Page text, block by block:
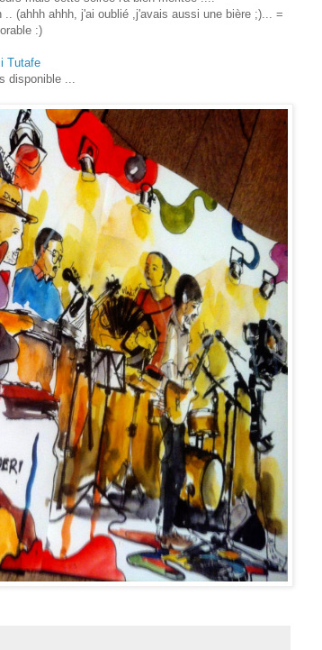
(ahhh ahhh, j'ai oublié ,j'avais aussi une bière ;)... =
:)
Tutafe
disponible ...